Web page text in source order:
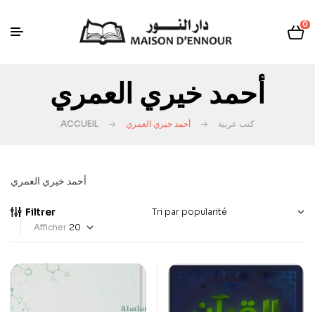
0
أحمد خيري العمري
ACCUEIL كتب عربية أحمد خيري العمري
أحمد خيري العمري
Filtrer
Afficher